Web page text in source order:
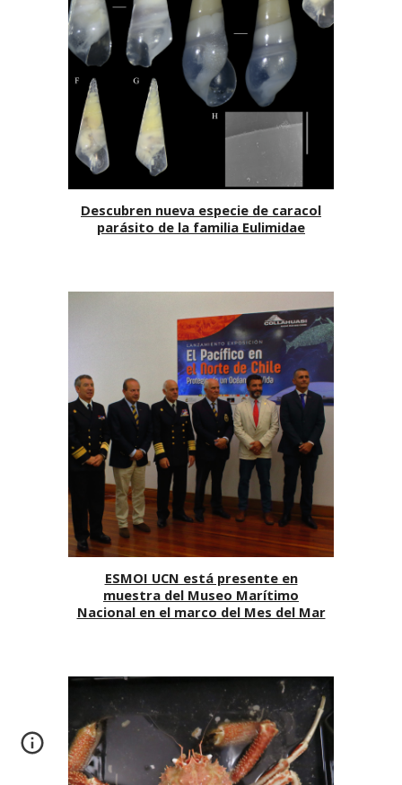
Descubren nueva especie de caracol
parásito de la familia Eulimidae
ESMOI UCN está presente en
muestra del Museo Marítimo
Nacional en el marco del Mes del Mar